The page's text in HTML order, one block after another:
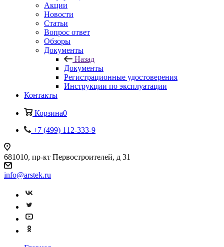
Акции
Новости
Статьи
Вопрос ответ
Обзоры
Документы
Назад
Документы
Регистрационные удостоверения
Инструкции по эксплуатации
Контакты
Корзина0
+7 (499) 112-333-9
681010, пр-кт Первостроителей, д 31
info@arstek.ru